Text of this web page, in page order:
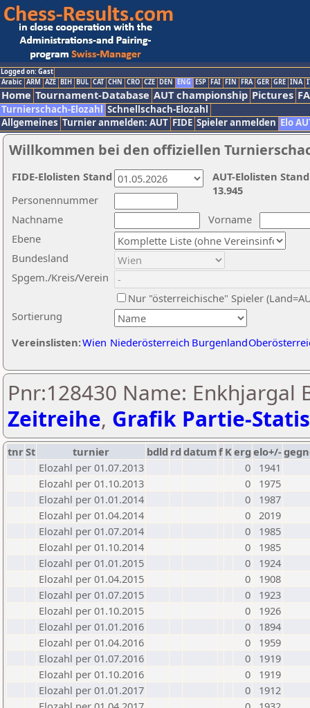
Logged on: Gast
Arabic ARM AZE BIH BUL CAT CHN CRO CZE DEN ENG ESP FAI FIN FRA GER GRE INA
Home Tournament-Database AUT championship Pictures
Turnierschach-Elozahl Schnellschach-Elozahl
Allgemeines Turnier anmelden: AUT FIDE Spieler anmelden Elo
Willkommen bei den offiziellen
Nachname
Vorname
Ebene
Sortierung
Personennummer
Bundesland
Spgem./Kreis/Verein
Nur "österreichische" Spieler
Vereinslisten:Wien Niederösterreich Burgenland
AUT-Elolisten
13.945
FIDE-Elolisten Stand
Pnr:128430 Name: Enkhjargal
Zeitreihe, Grafik Partie-
tnrSt turnier bdld rd datumf Kerg elo+/-
Elozahl per 01.07.2013
0
1941
Elozahl per 01.10.2013
0
1975
Elozahl per 01.01.2014
0
1987
Elozahl per 01.04.2014
0 2019
Elozahl per 01.07.2014
0
1985
Elozahl per 01.10.2014
0
1985
Elozahl per 01.01.2015
0
1924
Elozahl per 01.04.2015
0
1908
Elozahl per 01.07.2015
0
1923
Elozahl per 01.10.2015
0
1926
Elozahl per 01.01.2016
0
1894
Elozahl per 01.04.2016
0
1959
Elozahl per 01.07.2016
0
1919
Elozahl per 01.10.2016
0
1919
Elozahl per 01.01.2017
0
1912